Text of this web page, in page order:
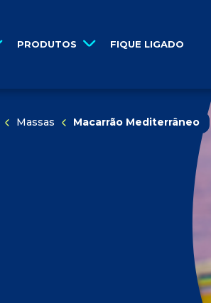
PRODUTOS FIQUE LIGADO
Massas Macarrão Mediterrâneo